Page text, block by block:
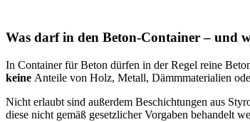
Was darf in den Beton-Container – und
In Container für Beton dürfen in der Regel reine
keine Anteile von Holz, Metall, Dämmmaterialien
Nicht erlaubt sind außerdem Beschichtungen aus
diese nicht gemäß gesetzlicher Vorgaben behandelt